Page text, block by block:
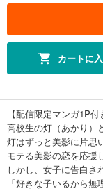
カートに
【配信限定マンガ1P付
高校生の灯（あかり）
灯はずっと美影に片思
モテる美影の恋を応援
しかし、女子に告白さ
「好きな子いるから